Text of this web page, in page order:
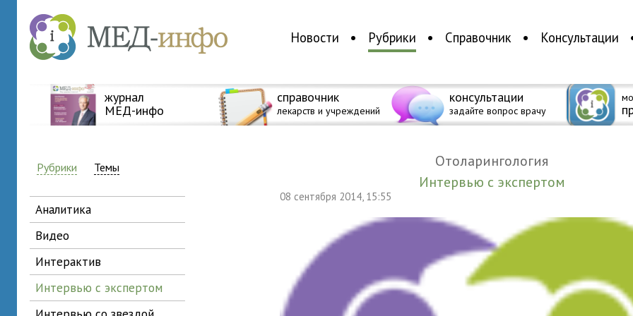
Новости Рубрики Справочник Консультации
журнал
МЕД-инфо
справочник
лекарств и учреждений
консультации
задайте вопрос врачу
Рубрики Темы
аналитика
видео
интерактив
интервью с экспертом
Отоларингология
Интервью с экспертом
08 сентября 2014, 15:55